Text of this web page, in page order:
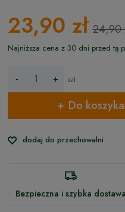
23,90 zł 24,90
Najniższa cena z 30 dni przed tą
- + szt.
Do koszyka
dodaj do przechowalni
Bezpieczna i szybka dostawa